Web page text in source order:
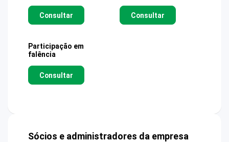
Consultar Consultar
Participação em
falência
Consultar
Sócios e administradores da empresa